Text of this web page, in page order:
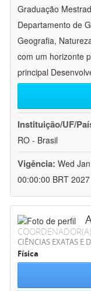
Graduação
Departamento de
Geografia,
com um horizonte
principal
Instituição/UF/
RO - Brasil
Vigência: Wed
00:00:00 BRT 2027
COORDENADOR(A)
CIÊNCIAS EXATAS E
Física